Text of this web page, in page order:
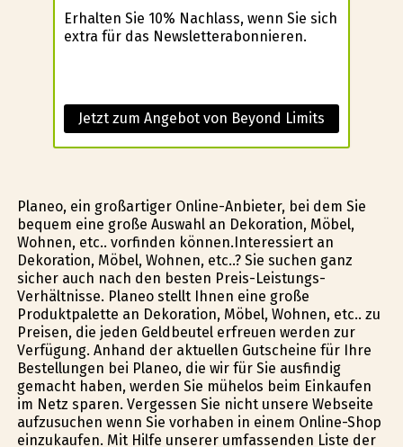
Erhalten Sie 10% Nachlass, wenn Sie sich
extra für das Newsletterabonnieren.
Jetzt zum Angebot von Beyond Limits
Planeo, ein großartiger Online-Anbieter, bei dem Sie
bequem eine große Auswahl an Dekoration, Möbel,
Wohnen, etc.. vorfinden können.Interessiert an
Dekoration, Möbel, Wohnen, etc..? Sie suchen ganz
sicher auch nach den besten Preis-Leistungs-
Verhältnisse. Planeo stellt Ihnen eine große
Produktpalette an Dekoration, Möbel, Wohnen, etc.. zu
Preisen, die jeden Geldbeutel erfreuen werden zur
Verfügung. Anhand der aktuellen Gutscheine für Ihre
Bestellungen bei Planeo, die wir für Sie ausfindig
gemacht haben, werden Sie mühelos beim Einkaufen
im Netz sparen. Vergessen Sie nicht unsere Webseite
aufzusuchen wenn Sie vorhaben in einem Online-Shop
einzukaufen. Mit Hilfe unserer umfassenden Liste der